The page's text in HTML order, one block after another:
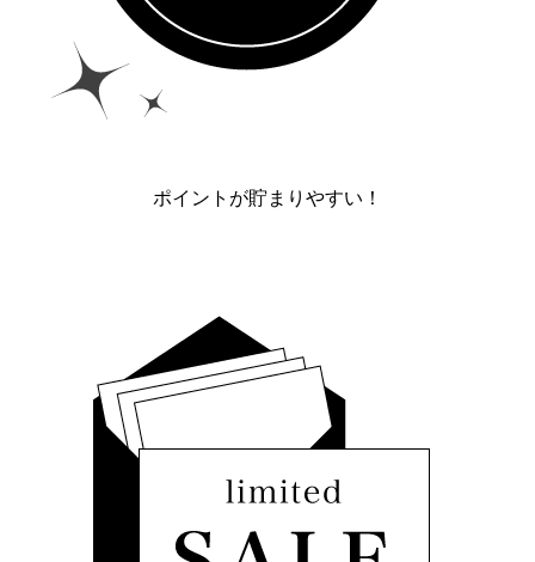
ポイントが貯まりやすい！